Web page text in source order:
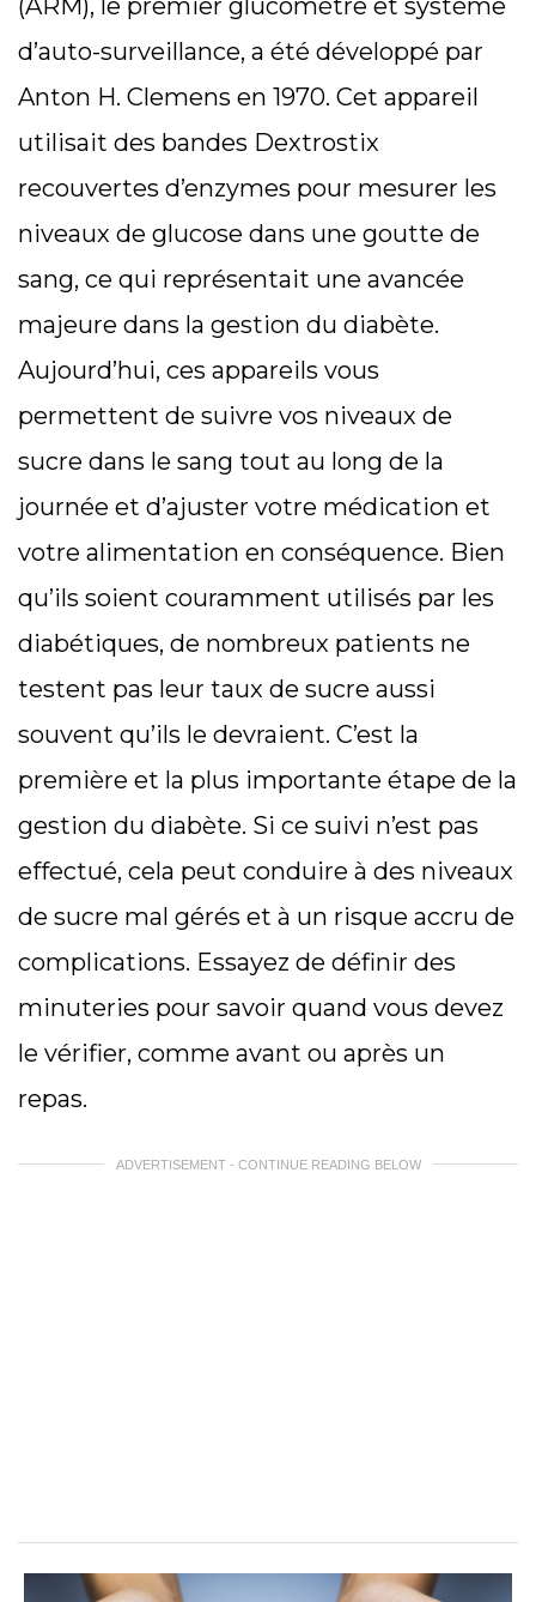
(ARM), le premier glucomètre et système
d’auto-surveillance, a été développé par
Anton H. Clemens en 1970. Cet appareil
utilisait des bandes Dextrostix
recouvertes d’enzymes pour mesurer les
niveaux de glucose dans une goutte de
sang, ce qui représentait une avancée
majeure dans la gestion du diabète.
Aujourd’hui, ces appareils vous
permettent de suivre vos niveaux de
sucre dans le sang tout au long de la
journée et d’ajuster votre médication et
votre alimentation en conséquence. Bien
qu’ils soient couramment utilisés par les
diabétiques, de nombreux patients ne
testent pas leur taux de sucre aussi
souvent qu’ils le devraient. C’est la
première et la plus importante étape de la
gestion du diabète. Si ce suivi n’est pas
effectué, cela peut conduire à des niveaux
de sucre mal gérés et à un risque accru de
complications. Essayez de définir des
minuteries pour savoir quand vous devez
le vérifier, comme avant ou après un
repas.
ADVERTISEMENT - CONTINUE READING BELOW